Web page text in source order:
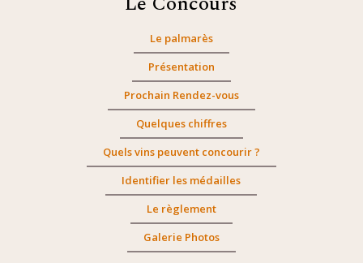
Le palmarès
Présentation
Prochain Rendez-vous
Quelques chiffres
Quels vins peuvent concourir ?
Identifier les médailles
Le règlement
Galerie Photos